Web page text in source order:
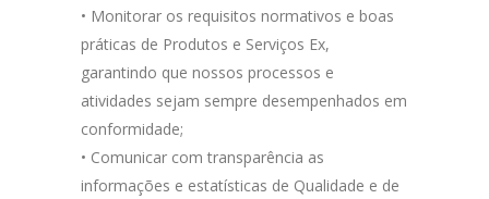
• Monitorar os requisitos normativos e boas
práticas de Produtos e Serviços Ex,
garantindo que nossos processos e
atividades sejam sempre desempenhados em
conformidade;
• Comunicar com transparência as
informações e estatísticas de Qualidade e de